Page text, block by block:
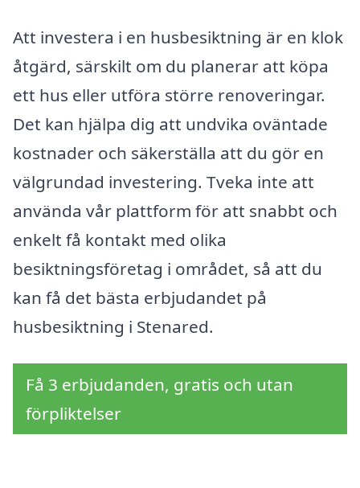
Att investera i en husbesiktning är en klok
åtgärd, särskilt om du planerar att köpa
ett hus eller utföra större renoveringar.
Det kan hjälpa dig att undvika oväntade
kostnader och säkerställa att du gör en
välgrundad investering. Tveka inte att
använda vår plattform för att snabbt och
enkelt få kontakt med olika
besiktningsföretag i området, så att du
kan få det bästa erbjudandet på
husbesiktning i Stenared.
Få 3 erbjudanden, gratis och utan
förpliktelser